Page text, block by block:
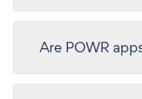
Are POWR